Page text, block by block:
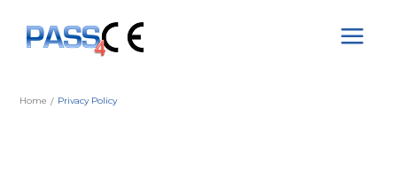
a
Home / Privacy Policy